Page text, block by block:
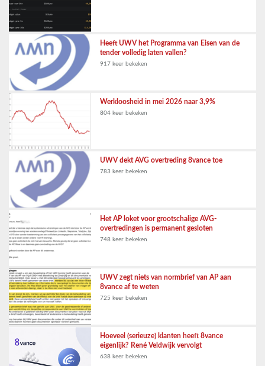
Heeft UWV het Programma van Eisen van de
tender volledig laten vallen?
917 keer bekeken
Werkloosheid in mei 2026 naar 3,9%
804 keer bekeken
UWV dekt AVG overtreding 8vance toe
783 keer bekeken
Het AP loket voor grootschalige AVG-
overtredingen is permanent gesloten
748 keer bekeken
UWV zegt niets van normbrief van AP aan
8vance af te weten
725 keer bekeken
Hoeveel (serieuze) klanten heeft 8vance
eigenlijk? René Veldwijk vervolgt
638 keer bekeken